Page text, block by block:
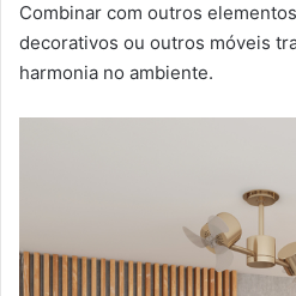
Combinar com outros
decorativos ou outros móveis
harmonia no ambiente.